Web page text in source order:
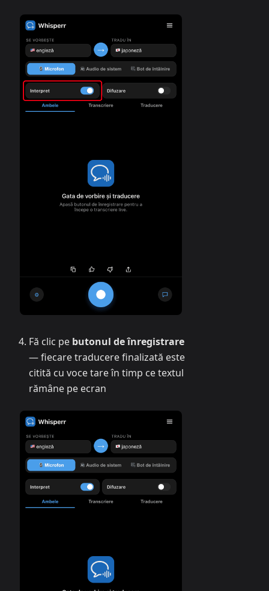
Fă clic pe butonul de înregistrare
— fiecare traducere finalizată este
citită cu voce tare în timp ce textul
rămâne pe ecran